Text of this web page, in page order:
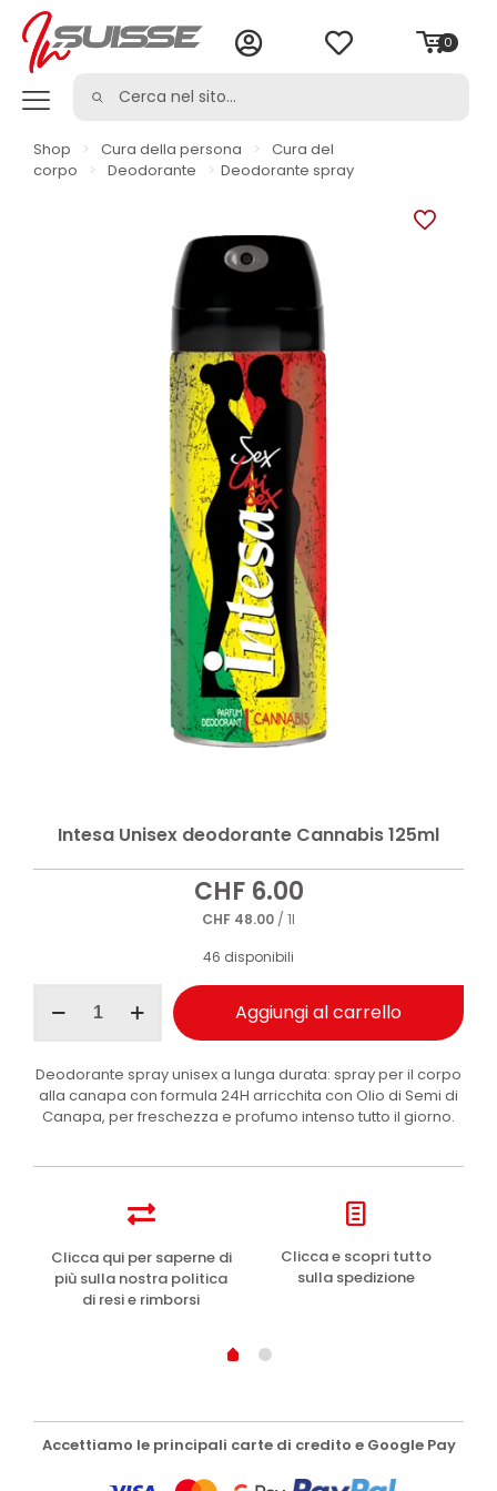
0
Shop > Cura della persona >
Cura del
corpo
> Deodorante > Deodorante spray
Intesa Unisex deodorante Cannabis 125ml
CHF6.00
CHF 48.00 / 1l
46 disponibili
Unisex
125ml
quantità
Aggiungi al carrello
Deodorante spray unisex a lunga durata: spray per il corpo
alla canapa con formula 24H arricchita con Olio di Semi di
Canapa, per freschezza e profumo intenso tutto il giorno.
Clicca qui per saperne di
più sulla nostra politica
di resi e rimborsi
Clicca e scopri tutto
sulla spedizione
Accettiamo le principali carte di credito e Google Pay